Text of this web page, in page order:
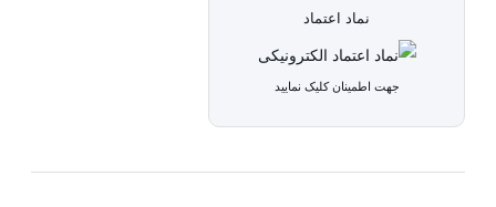
نماد اعتماد
جهت اطمینان کلیک نمایید